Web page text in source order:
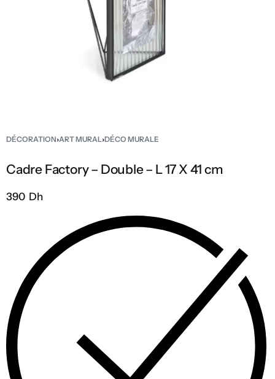
DÉCORATION›ART MURAL›DÉCO MURALE
Cadre Factory – Double – L 17 X 41 cm
390 Dh